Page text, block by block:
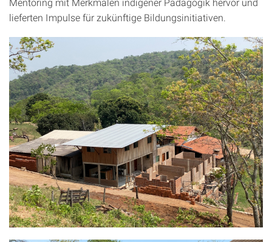
lieferten Impulse für zukünftige Bildungsinitiativen.